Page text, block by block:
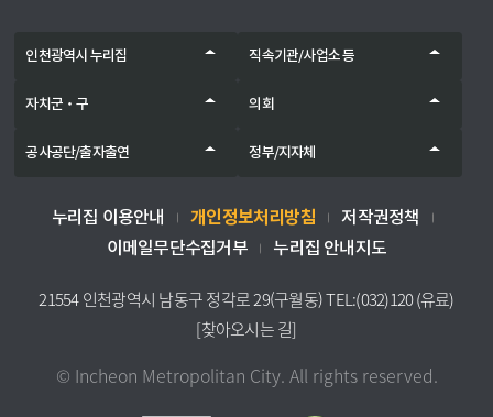
인천광역시 누리집 직속기관/사업소 등
자치군‧구 의회
공사공단/출자출연 정부/지자체
누리집 이용안내 개인정보처리방침
저작권정책
이메일무단수집거부
누리집 안내지도
21554 인천광역시 남동구 정각로 29(구월동) TEL:(032)120 (유료)
[찾아오시는 길]
© Incheon Metropolitan City. All rights reserved.